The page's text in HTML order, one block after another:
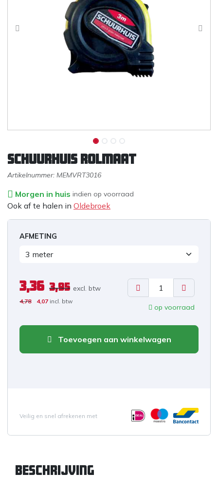
SCHUURHUIS Rolmaat
Artikelnummer: MEMVRT3016
Morgen in huis indien op voorraad
Ook af te halen in Oldebroek
AFMETING
3,36 3,95 excl. btw
4,78 4,07 incl. btw
op voorraad
Toevoegen aan winkelwagen
Veilig en snel afrekenen met
Beschrijving